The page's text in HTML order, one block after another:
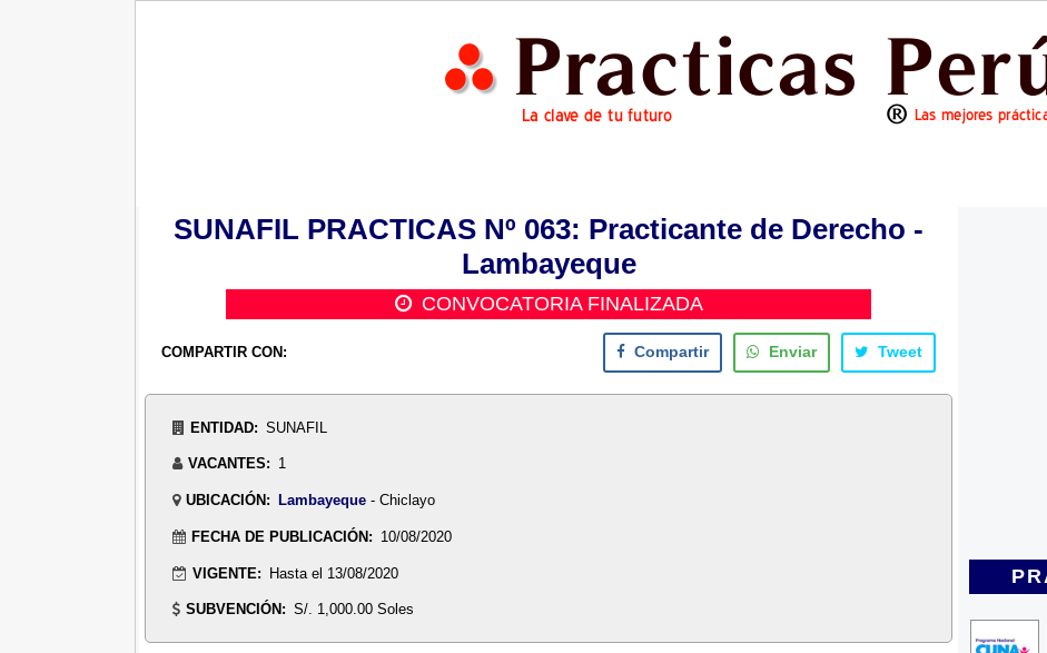
SUNAFIL PRACTICAS Nº 063: Practicante de Derecho -
Lambayeque
CONVOCATORIA FINALIZADA
COMPARTIR CON: Compartir Enviar Tweet
ENTIDAD: SUNAFIL
VACANTES: 1
UBICACIÓN: Lambayeque- Chiclayo
FECHA DE PUBLICACIÓN: 10/08/2020
VIGENTE: Hasta el 13/08/2020
SUBVENCIÓN: S/. 1,000.00 Soles